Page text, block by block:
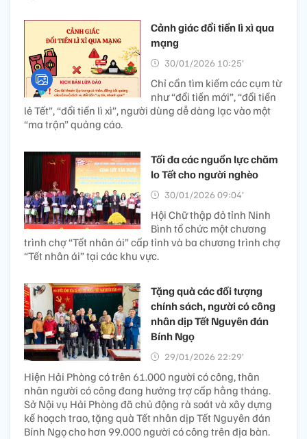
Cảnh giác đổi tiền lì xì qua
mạng
30/01/2026 10:25’
Chỉ cần tìm kiếm các cụm từ
như “đổi tiền mới”, “đổi tiền
lẻ Tết”, “đổi tiền lì xì”, người dùng dễ dàng lạc vào một
“ma trận” quảng cáo.
Tối đa các nguồn lực chăm
lo Tết cho người nghèo
30/01/2026 09:04’
Hội Chữ thập đỏ tỉnh Ninh
Bình tổ chức một chương
trình chợ “Tết nhân ái” cấp tỉnh và ba chương trình chợ
“Tết nhân ái” tại các khu vực.
Tặng quà các đối tượng
chính sách, người có công
nhân dịp Tết Nguyên đán
Bính Ngọ
29/01/2026 22:29’
Hiện Hải Phòng có trên 61.000 người có công, thân
nhân người có công đang hưởng trợ cấp hằng tháng.
Sở Nội vụ Hải Phòng đã chủ động rà soát và xây dựng
kế hoạch trao, tặng quà Tết nhân dịp Tết Nguyên đán
Bính Ngọ cho hơn 99.000 người có công trên địa bàn.